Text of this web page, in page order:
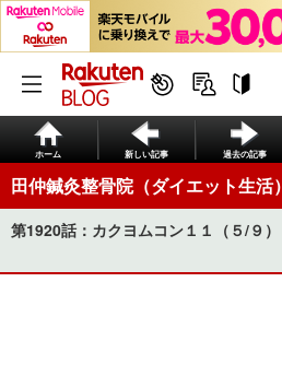
ホーム 新しい記事 過去の記事
田仲鍼灸整骨院（ダイエット生活）
第1920話：カクヨムコン１１（５/９）